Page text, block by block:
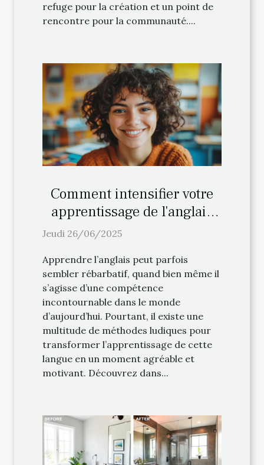
refuge pour la création et un point de
rencontre pour la communauté....
Comment intensifier votre
apprentissage de l'anglais
avec des méthodes ludiques
Jeudi 26/06/2025
Apprendre l’anglais peut parfois
sembler rébarbatif, quand bien même il
s’agisse d’une compétence
incontournable dans le monde
d’aujourd’hui. Pourtant, il existe une
multitude de méthodes ludiques pour
transformer l’apprentissage de cette
langue en un moment agréable et
motivant. Découvrez dans...